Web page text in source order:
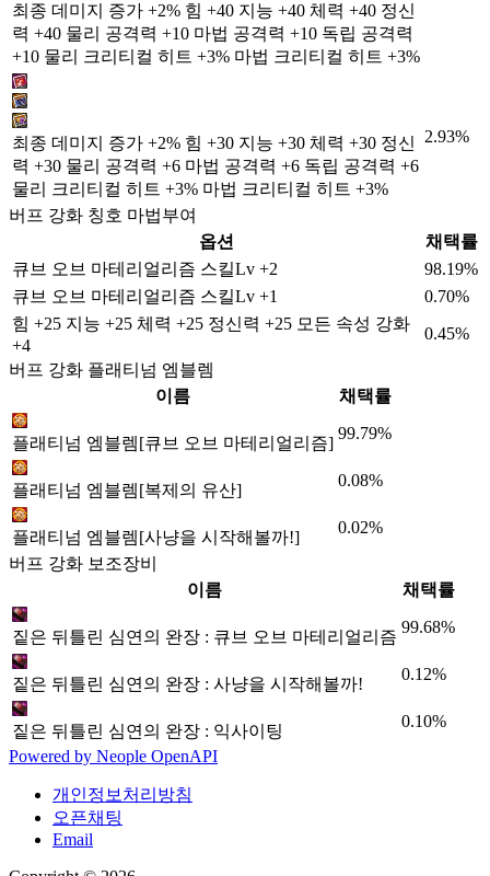
최종 데미지 증가 +2% 힘 +40 지능 +40 체력 +40 정신
력 +40 물리 공격력 +10 마법 공격력 +10 독립 공격력
+10 물리 크리티컬 히트 +3% 마법 크리티컬 히트 +3%
최종 데미지 증가 +2% 힘 +30 지능 +30 체력 +30 정신
력 +30 물리 공격력 +6 마법 공격력 +6 독립 공격력 +6
물리 크리티컬 히트 +3% 마법 크리티컬 히트 +3%
2.93%
버프 강화 칭호 마법부여
옵션
채택률
큐브 오브 마테리얼리즘 스킬Lv +2
98.19%
큐브 오브 마테리얼리즘 스킬Lv +1
0.70%
힘 +25 지능 +25 체력 +25 정신력 +25 모든 속성 강화
+4
0.45%
버프 강화 플래티넘 엠블렘
이름
채택률
플래티넘 엠블렘[큐브 오브 마테리얼리즘]
99.79%
플래티넘 엠블렘[복제의 유산]
0.08%
플래티넘 엠블렘[사냥을 시작해볼까!]
0.02%
버프 강화 보조장비
이름
채택률
짙은 뒤틀린 심연의 완장 : 큐브 오브 마테리얼리즘
99.68%
짙은 뒤틀린 심연의 완장 : 사냥을 시작해볼까!
0.12%
짙은 뒤틀린 심연의 완장 : 익사이팅
0.10%
Powered by Neople OpenAPI
개인정보처리방침
오픈채팅
Email